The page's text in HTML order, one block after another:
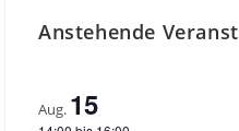
Anstehende
Aug. 15